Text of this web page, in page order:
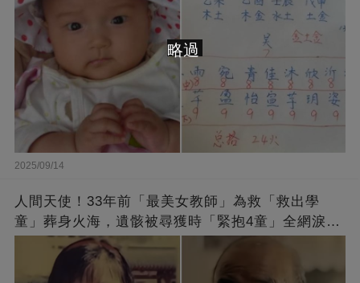
2025/09/14
人間天使！33年前「最美女教師」為救「救出學
童」葬身火海，遺骸被尋獲時「緊抱4童」全網淚
崩：真正的英雄不該被遺忘
略過